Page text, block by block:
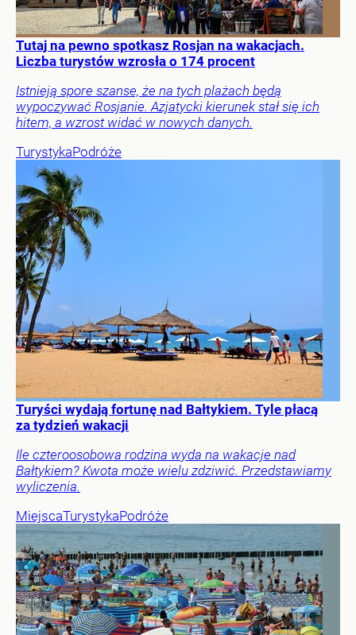
Tutaj na pewno spotkasz Rosjan na wakacjach.
Liczba turystów wzrosła o 174 procent
Istnieją spore szanse, że na tych plażach będą
wypoczywać Rosjanie. Azjatycki kierunek stał się ich
hitem, a wzrost widać w nowych danych.
TurystykaPodróże
Turyści wydają fortunę nad Bałtykiem. Tyle płacą
za tydzień wakacji
Ile czteroosobowa rodzina wyda na wakacje nad
Bałtykiem? Kwota może wielu zdziwić. Przedstawiamy
wyliczenia.
MiejscaTurystykaPodróże